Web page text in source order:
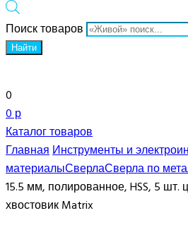
Поиск товаров
Найти
0
0 р
Каталог товаров
ГлавнаяИнструменты и
материалыСверлаСверла по
15.5 мм, полированное, HSS, 5 шт.
хвостовик Matrix